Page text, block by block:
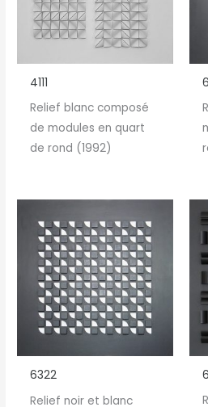
4111
Relief blanc composé
de modules en quart
de rond (1992)
6322
Relief noir et blanc